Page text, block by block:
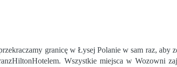
granicę w Łysej Polanie w sam raz, aby
Wszystkie miejsca w Wozowni